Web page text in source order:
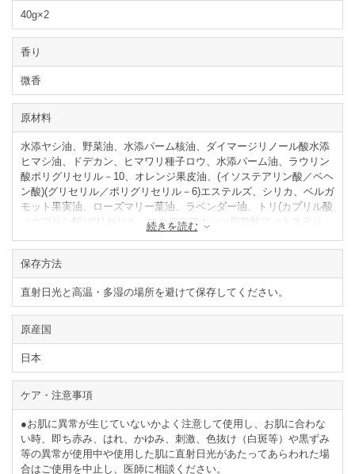
40g×2
香り
微香
原材料
水添ヤシ油、野菜油、水添パーム核油、ダイマージリノール酸水添
ヒマシ油、ドデカン、ヒマワリ種子ロウ、水添パーム油、ラウリン
酸ポリグリセリル－10、オレンジ果皮油、(イソステアリン酸／ベヘ
ン酸)(グリセリル／ポリグリセリル－6)エステルズ、シリカ、ベルガ
モット果実油、ローズマリー葉油、ラベンダー油、トリ(カプリル酸
／カプリン酸)グリセリル、マカデミアナッツ脂肪酸フィトステリ
ウタンパク、グリセリン、水、アルガニアスピノサ核油、オリーブ
果実油、ヒマワリ種子油、ホホバ種子油、ヤシ油、γ-ドコサラクト
ン
続きを読む
閉じる
保存方法
直射日光と高温・多湿の場所を避けて保存してください。
原産国
日本
ケア・注意事項
●お肌に異常が生じていないかよく注意して使用し、お肌に合わな
い時、即ち赤み、はれ、かゆみ、刺激、色抜け（白斑等）や黒ずみ
等の異常が使用中や使用した肌に直射日光があたってあらわれた場
合はご使用を中止し、医師に相談ください。